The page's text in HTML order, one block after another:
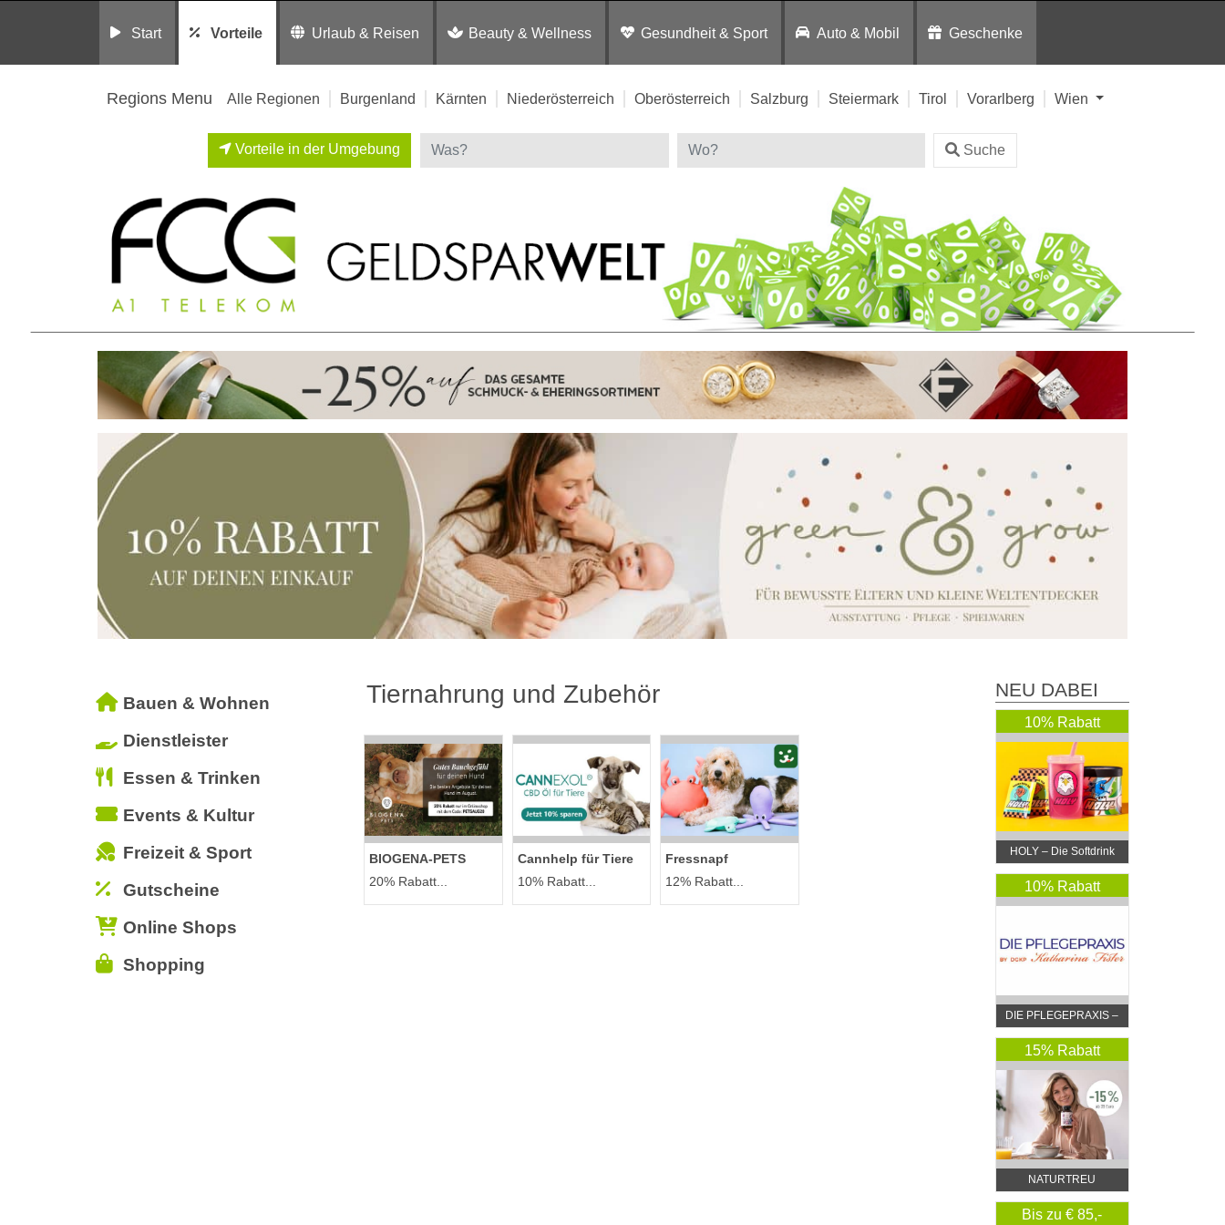
Start Vorteile Urlaub & Reisen Beauty & Wellness Gesundheit & Sport Auto & Mobil Geschenke
Regions Menu Alle Regionen Burgenland Kärnten Niederösterreich Oberösterreich Salzburg Steiermark Tirol Vorarlberg Wien
Vorteile in der Umgebung Suche
Bauen & Wohnen
Dienstleister
Essen & Trinken
Events & Kultur
Freizeit & Sport
Gutscheine
Online Shops
Shopping
Tiernahrung und Zubehör
BIOGENA-PETS
20% Rabatt...
Cannhelp für Tiere
10% Rabatt...
Fressnapf
12% Rabatt...
NEU DABEI
10% Rabatt
HOLY – Die Softdrink
Revolution
10% Rabatt
DIE PFLEGEPRAXIS –
by DGKP Katharina
Fister
15% Rabatt
NATURTREU
Bis zu € 85,-